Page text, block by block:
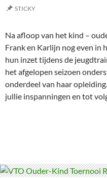
STICKY
Na afloop van het kind –
Frank en Karlijn nog even in
hun inzet tijdens de
het afgelopen seizoen
onderdeel van haar
jullie inspanningen en tot